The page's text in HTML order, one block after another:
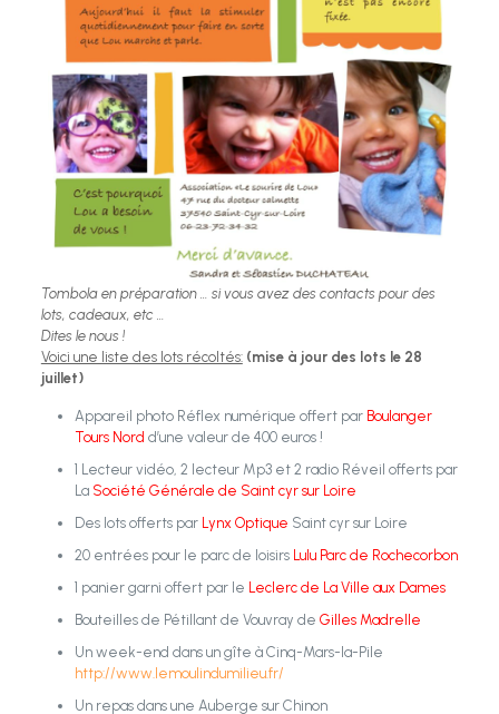
Tombola en préparation … si vous avez des contacts pour des
lots, cadeaux, etc …
Dites le nous !
Voici une liste des lots récoltés:(mise à jour des lots le 28
juillet)
Appareil photo Réflex numérique offert par Boulanger
Tours Nord d’une valeur de 400 euros !
1 Lecteur vidéo, 2 lecteur Mp3 et 2 radio Réveil offerts par
La Société Générale de Saint cyr sur Loire
Des lots offerts par Lynx Optique Saint cyr sur Loire
20 entrées pour le parc de loisirs Lulu Parc de Rochecorbon
1 panier garni offert par le Leclerc de La Ville aux Dames
Bouteilles de Pétillant de Vouvray de Gilles Madrelle
Un week-end dans un gîte à Cinq-Mars-la-Pile
http://www.lemoulindumilieu.fr/
Un repas dans une Auberge sur Chinon